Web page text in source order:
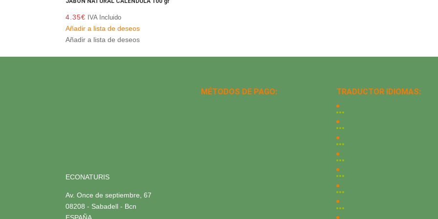
4.35€ IVA Incluido
Añadir a lista de deseos
Añadir a lista de deseos
ECONATURIS
Av. Once de septiembre, 67
08208 - Sabadell - Bcn
MÉTODOS DE PAGO: TRADUCTOR IDIOMAS: